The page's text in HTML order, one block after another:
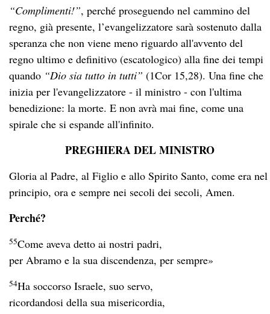
“Complimenti!”, perché proseguendo nel cammino del
regno, già presente, l’evangelizzatore sarà sostenuto dalla
speranza che non viene meno riguardo all'avvento del
regno ultimo e definitivo (escatologico) alla fine dei tempi
quando “Dio sia tutto in tutti” (1Cor 15,28). Una fine che
inizia per l'evangelizzatore - il ministro - con l'ultima
benedizione: la morte. E non avrà mai fine, come una
spirale che si espande all'infinito.
PREGHIERA DEL MINISTRO
Gloria al Padre, al Figlio e allo Spirito Santo, come era nel
principio, ora e sempre nei secoli dei secoli, Amen.
Perché?
55Come aveva detto ai nostri padri,
per Abramo e la sua discendenza, per sempre»
54Ha soccorso Israele, suo servo,
ricordandosi della sua misericordia,